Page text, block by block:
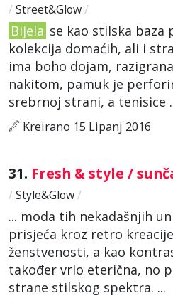
/ Street&Glow/
Bijela se kao stilska baza
kolekcija domaćih, ali i
ima boho dojam,
nakitom, pamuk je
srebrnoj strani, a tenisice
Kreirano 15 Lipanj 2016
31. Fresh & style /
/ Style&Glow/
... moda tih nekadašnjih
prisjeća kroz retro
ženstvenosti, a kao
također vrlo eterična, no
strane stilskog spektra. ...